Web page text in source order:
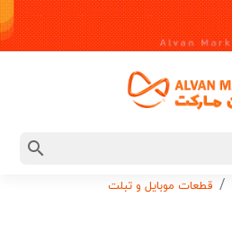
قطعات موبایل و تبلت